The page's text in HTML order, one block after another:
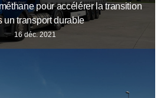
pour accélérer la transition
un transport durable
16 déc. 2021